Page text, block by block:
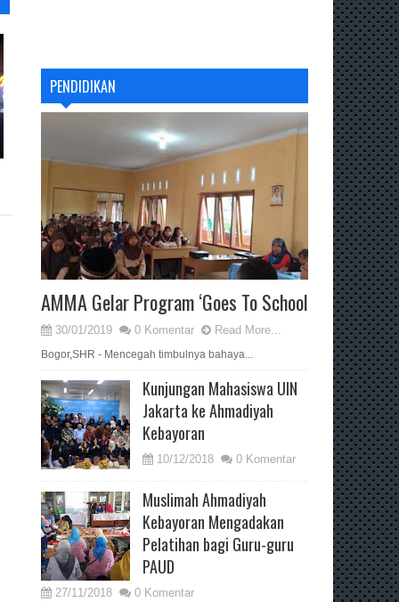
PENDIDIKAN
AMMA Gelar Program ‘Goes To School
30/01/2019 0 Komentar Read More...
Bogor,SHR - Mencegah timbulnya bahaya...
Kunjungan Mahasiswa UIN
Jakarta ke Ahmadiyah
Kebayoran
10/12/2018 0 Komentar
Muslimah Ahmadiyah
Kebayoran Mengadakan
Pelatihan bagi Guru-guru
PAUD
27/11/2018 0 Komentar